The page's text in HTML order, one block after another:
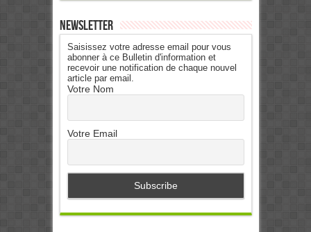
Newsletter
Saisissez votre adresse email pour vous
abonner à ce Bulletin d'information et
recevoir une notification de chaque nouvel
article par email.
Votre Nom
Votre Email